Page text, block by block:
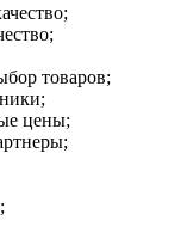
товаров;
цены;